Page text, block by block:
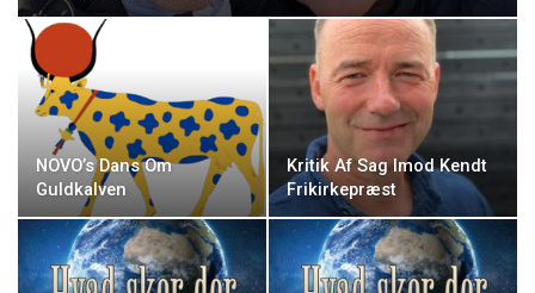
NOVO’s Dans Om
Guldkalven
Kritik Af Sag Imod Kendt
Frikirkepræst